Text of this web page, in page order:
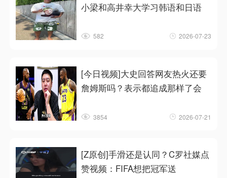
小梁和高井幸大学习韩语和日语
582 2026-07-23
[今日视频]大史回答网友热火还要
詹姆斯吗？表示都追成那样了会
3854 2026-07-21
[Z原创]手滑还是认同？C罗社媒点
赞视频：FIFA想把冠军送